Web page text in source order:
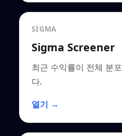
SIGMA
Sigma Screener
최근 수익률이 전체 분
다.
열기 →